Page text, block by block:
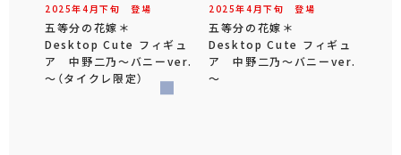
2025年4 月下旬 登場
五等分の花嫁＊
Desktop Cute フィギュ
ア 中野二乃～バニーver.
～（タイクレ限定）
2025年4 月下旬 登場
五等分の花嫁＊
Desktop Cute フィギュ
ア 中野二乃～バニーver.
～